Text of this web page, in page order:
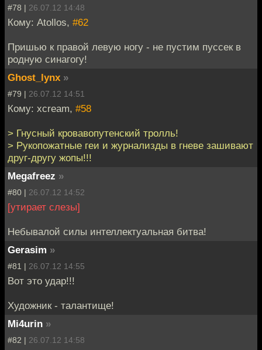
#78 | 26.07.12 14:48
Кому: Atollos, #62
Пришью к правой левую ногу - не пустим пуссек в
родную синагогу!
Ghost_lynx »
#79 | 26.07.12 14:51
Кому: xcream, #58
> Гнусный кровавопутенский тролль!
> Рукопожатные геи и журнализды в гневе зашивают
друг-другу жопы!!!
Megafreez »
#80 | 26.07.12 14:52
[утирает слезы]
Небывалой силы интеллектуальная битва!
Gerasim »
#81 | 26.07.12 14:55
Вот это удар!!!
Художник - талантище!
Mi4urin »
#82 | 26.07.12 14:58